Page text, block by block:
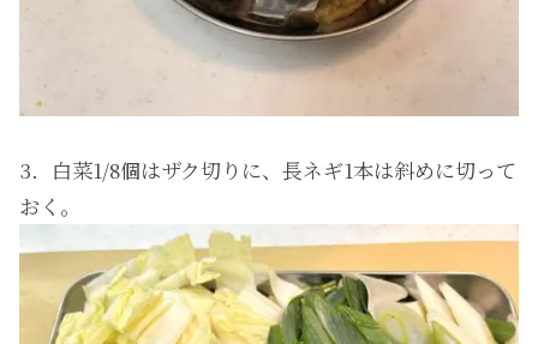
3．白菜1/8個はザク切りに、長ネギ1本は斜めに切って
おく。